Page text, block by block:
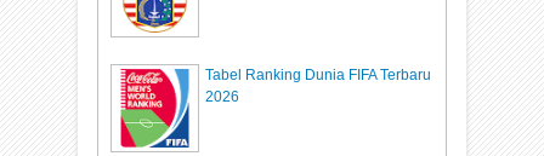
Tabel Ranking Dunia FIFA Terbaru
2026